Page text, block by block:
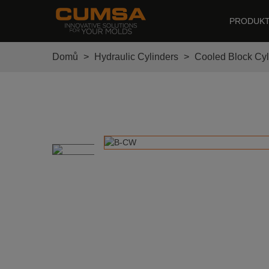
Domů > Hydraulic Cylinders > Cooled Block